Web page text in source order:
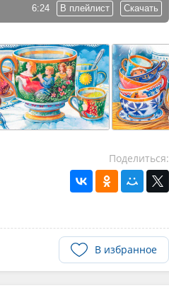
6:24 В плейлист Скачать
Поделиться:
В избранное